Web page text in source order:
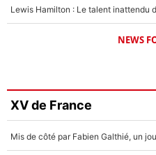
NEWS
XV de France